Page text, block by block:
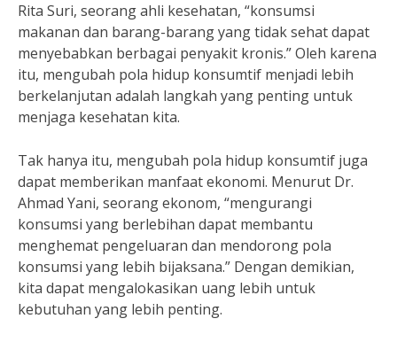
Rita Suri, seorang ahli kesehatan, “konsumsi
makanan dan barang-barang yang tidak sehat dapat
menyebabkan berbagai penyakit kronis.” Oleh karena
itu, mengubah pola hidup konsumtif menjadi lebih
berkelanjutan adalah langkah yang penting untuk
menjaga kesehatan kita.
Tak hanya itu, mengubah pola hidup konsumtif juga
dapat memberikan manfaat ekonomi. Menurut Dr.
Ahmad Yani, seorang ekonom, “mengurangi
konsumsi yang berlebihan dapat membantu
menghemat pengeluaran dan mendorong pola
konsumsi yang lebih bijaksana.” Dengan demikian,
kita dapat mengalokasikan uang lebih untuk
kebutuhan yang lebih penting.